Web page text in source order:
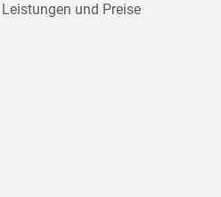
Leistungen und Preise